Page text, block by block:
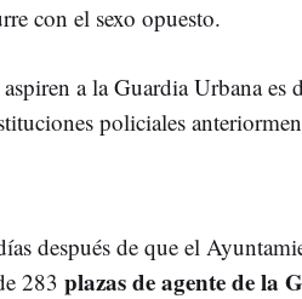
con el sexo opuesto.
a la Guardia Urbana es
policiales
después de que el
283 plazas de agente de la